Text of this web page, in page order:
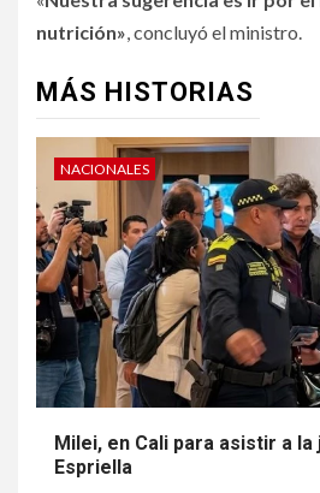
nutrición» , concluyó el ministro.
MÁS HISTORIAS
NACIONALES
Milei, en Cali para asistir a la
Espriella